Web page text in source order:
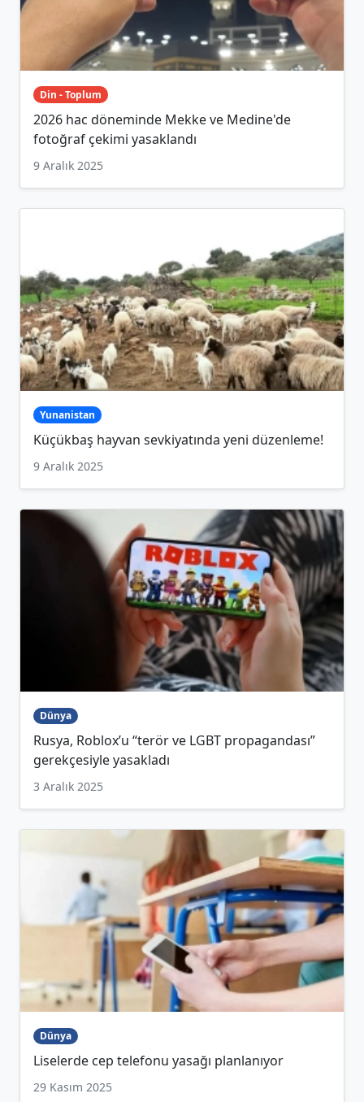
Din - Toplum
2026 hac döneminde Mekke ve Medine'de
fotoğraf çekimi yasaklandı
9 Aralık 2025
Yunanistan
Küçükbaş hayvan sevkiyatında yeni düzenleme!
9 Aralık 2025
Dünya
Rusya, Roblox’u “terör ve LGBT propagandası”
gerekçesiyle yasakladı
3 Aralık 2025
Dünya
Liselerde cep telefonu yasağı planlanıyor
29 Kasım 2025